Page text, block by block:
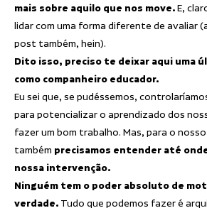
mais sobre aquilo que nos move.E,
lidar com uma forma diferente de avaliar
post também, hein).
Dito isso, preciso te deixar aqui uma
como companheiro educador.
Eu sei que, se pudéssemos,
para potencializar o aprendizado dos
fazer um bom trabalho. Mas, para o
também precisamos entender até
nossa intervenção.
Ninguém tem o poder absoluto de
verdade. Tudo que podemos fazer é